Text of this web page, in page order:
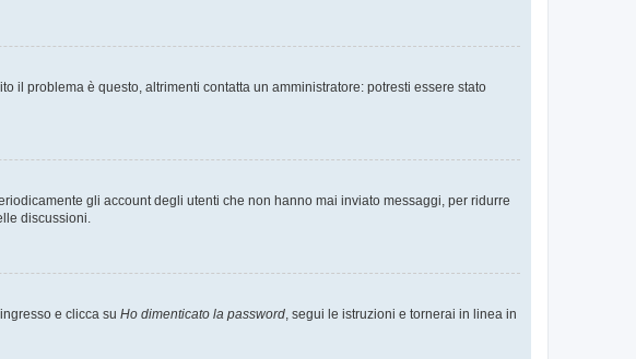
il problema è questo, altrimenti contatta un amministratore: potresti essere stato
gli account degli utenti che non hanno mai inviato messaggi, per ridurre
discussioni.
e clicca su Ho dimenticato la password , segui le istruzioni e tornerai in linea in